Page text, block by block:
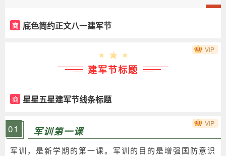
商 底色简约正文八一建军节
建军节标题
商 星星五星建军节线条标题
VIP
01 军训第一课
军训，是新学期的第一课。军训的目的是增强国防意识
VIP